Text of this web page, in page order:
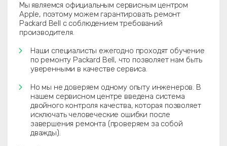
Мы являемся официальным сервисным центром
Apple, поэтому можем гарантировать ремонт
Packard Bell с соблюдением требований
производителя.
Наши специалисты ежегодно проходят обучение
по ремонту Packard Bell, что позволяет нам быть
уверенными в качестве сервиса.
Но мы не доверяем одному опыту инженеров. В
нашем сервисном центре введена система
двойного контроля качества, которая позволяет
исключать человеческие ошибки после
завершения ремонта (проверяем за собой
дважды).